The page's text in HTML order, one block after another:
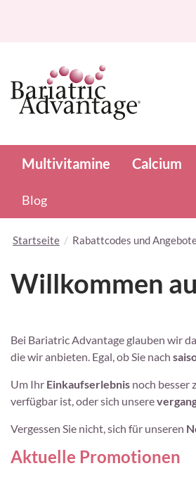
Multivitamine Calcium
Blog
Startseite Rabattcodes und
Willkommen
Bei Bariatric Advantage glauben wir
die wir anbieten. Egal, ob Sie nach
Um Ihr Einkaufserlebnis noch besser
verfügbar ist, oder sich unsere
Vergessen Sie nicht, sich für unseren
Aktuelle Promotionen